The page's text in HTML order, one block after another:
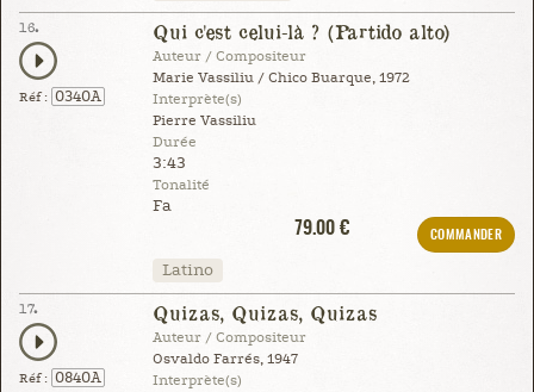
16.
Réf : 0340A
Qui c'est celui-là ? (Partido alto)
Auteur / Compositeur
Marie Vassiliu / Chico Buarque, 1972
Interprète(s)
Pierre Vassiliu
Durée
3:43
Tonalité
Fa
79.00 €
COMMANDER
Latino
17.
Réf : 0840A
Quizas, Quizas, Quizas
Auteur / Compositeur
Osvaldo Farrés, 1947
Interprète(s)